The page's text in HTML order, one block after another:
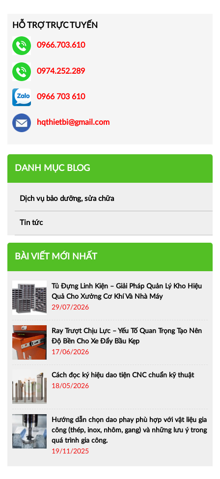
HỖ TRỢ TRỰC TUYẾN
0966.703.610
0974.252.289
0966 703 610
hqthietbi@gmail.com
DANH MỤC BLOG
Dịch vụ bảo dưỡng, sửa chữa
Tin tức
BÀI VIẾT MỚI NHẤT
Tủ Đựng Linh Kiện – Giải Pháp Quản Lý Kho Hiệu
Quả Cho Xưởng Cơ Khí Và Nhà Máy
29/07/2026
Ray Trượt Chịu Lực – Yếu Tố Quan Trọng Tạo Nên
Độ Bền Cho Xe Đẩy Bầu Kẹp
17/06/2026
Cách đọc ký hiệu dao tiện CNC chuẩn kỹ thuật
18/05/2026
Hướng dẫn chọn dao phay phù hợp với vật liệu gia
công (thép, inox, nhôm, gang) và những lưu ý trong
quá trình gia công.
19/11/2025